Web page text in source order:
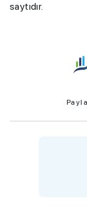
saytıdır.